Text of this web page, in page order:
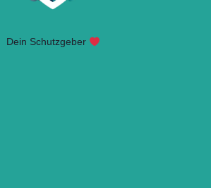
Dein Schutzgeber